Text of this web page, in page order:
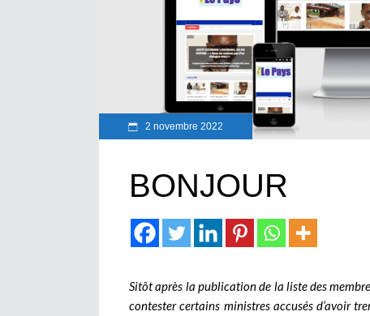
2 novembre 2022
BONJOUR
Sitôt après la publication de la liste des
contester certains ministres accusés d’avoir